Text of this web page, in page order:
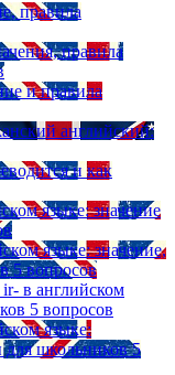
правила
правила
и правила
английский:
и как
языке: значение
языке: значение,
5 вопросов
в английском
5 вопросов
языке:
для школьников 5